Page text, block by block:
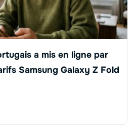
a mis en ligne par
Samsung Galaxy Z Fold